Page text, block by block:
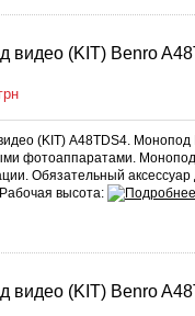
видео (KIT) Benro
грн
(KIT) A48TDS4. Монопод
фотоаппаратами.
Обязательный аксессуар
Рабочая высота:
видео (KIT) Benro